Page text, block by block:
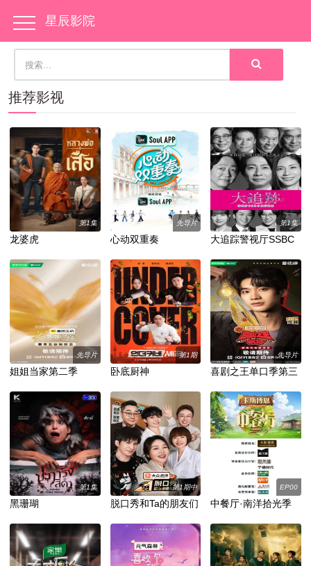
星辰影院
推荐影视
第1集
龙婆虎
先导片
心动双重奏
第1集
大追踪警视厅SSBC
先导片
姐姐当家第二季
第1期
卧底厨神
先导片
喜剧之王单口季第三
第1集
黑珊瑚
第1期中
脱口秀和Ta的朋友们
EP00
中餐厅·南洋拾光季